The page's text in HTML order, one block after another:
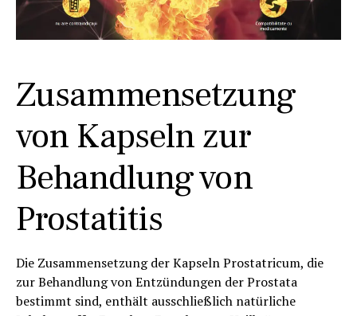
Zusammensetzung
von Kapseln zur
Behandlung von
Prostatitis
Die Zusammensetzung der Kapseln Prostatricum, die
zur Behandlung von Entzündungen der Prostata
bestimmt sind, enthält ausschließlich natürliche